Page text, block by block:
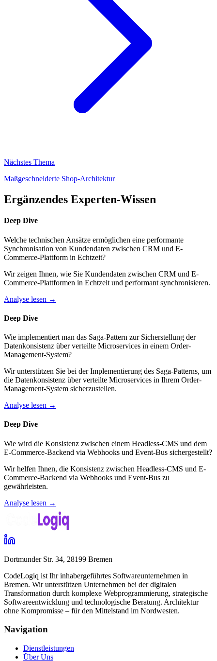
Nächstes Thema
Maßgeschneiderte Shop-Architektur
Ergänzendes Experten-Wissen
Deep Dive
Welche technischen Ansätze ermöglichen eine performante
Synchronisation von Kundendaten zwischen CRM und E-
Commerce-Plattform in Echtzeit?
Wir zeigen Ihnen, wie Sie Kundendaten zwischen CRM und E-
Commerce-Plattformen in Echtzeit und performant synchronisieren.
Analyse lesen →
Deep Dive
Wie implementiert man das Saga-Pattern zur Sicherstellung der
Datenkonsistenz über verteilte Microservices in einem Order-
Management-System?
Wir unterstützen Sie bei der Implementierung des Saga-Patterns, um
die Datenkonsistenz über verteilte Microservices in Ihrem Order-
Management-System sicherzustellen.
Analyse lesen →
Deep Dive
Wie wird die Konsistenz zwischen einem Headless-CMS und dem
E-Commerce-Backend via Webhooks und Event-Bus sichergestellt?
Wir helfen Ihnen, die Konsistenz zwischen Headless-CMS und E-
Commerce-Backend via Webhooks und Event-Bus zu
gewährleisten.
Analyse lesen →
Dortmunder Str. 34, 28199 Bremen
CodeLogiq ist Ihr inhabergeführtes Softwareunternehmen in
Bremen. Wir unterstützen Unternehmen bei der digitalen
Transformation durch komplexe Webprogrammierung, strategische
Softwareentwicklung und technologische Beratung. Architektur
ohne Kompromisse – für den Mittelstand im Nordwesten.
Navigation
Dienstleistungen
Über Uns